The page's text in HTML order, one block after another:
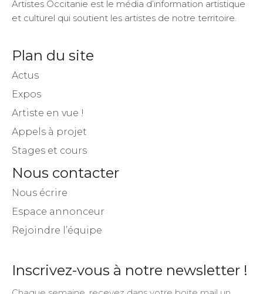
Artistes Occitanie est le média d’information artistique
et culturel qui soutient les artistes de notre territoire.
Plan du site
Actus
Expos
Artiste en vue !
Appels à projet
Stages et cours
Nous contacter
Nous écrire
Espace annonceur
Rejoindre l’équipe
Inscrivez-vous à notre newsletter !